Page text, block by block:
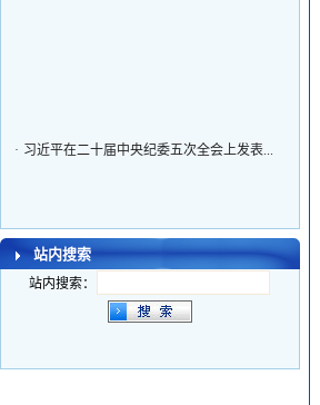
习近平在二十届中央纪委五次全会上发表...
站内搜索
站内搜索：